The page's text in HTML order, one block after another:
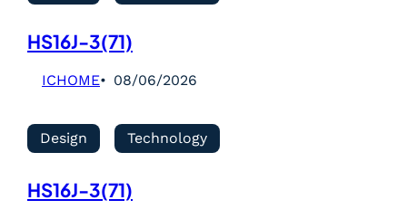
HS16J-3(71)
ICHOME 08/06/2026
Design Technology
HS16J-3(71)